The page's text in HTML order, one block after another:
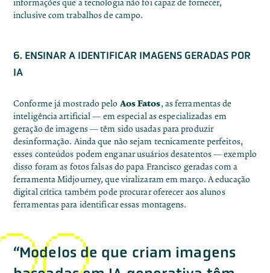
informações que a tecnologia não foi capaz de fornecer,
inclusive com trabalhos de campo.
6. ENSINAR A IDENTIFICAR IMAGENS GERADAS POR
IA
Conforme já mostrado pelo Aos Fatos, as ferramentas de
inteligência artificial — em especial as especializadas em
geração de imagens — têm sido usadas paraproduzir
desinformação. Ainda que não sejam tecnicamente perfeitos,
esses conteúdos podem enganar usuários desatentos — exemplo
disso foram as fotos falsas do papa Francisco geradas com a
ferramenta Midjourney, que viralizaram em março. A educação
digital crítica também pode procurar oferecer aos alunos
ferramentas para identificar essas montagens.
“Modelos de que criam imagens